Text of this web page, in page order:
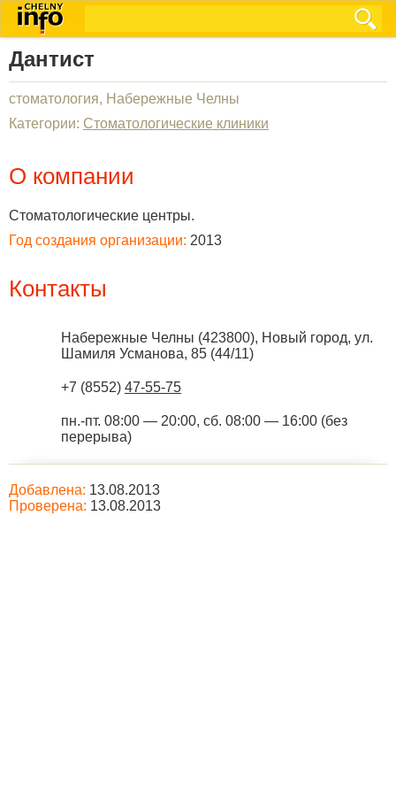
Дантист
стоматология, Набережные Челны
Категории: Стоматологические клиники
О компании
Стоматологические центры.
Год создания организации: 2013
Контакты
Набережные Челны (423800), Новый город, ул.
Шамиля Усманова, 85 (44/11)
+7 (8552) 47-55-75
пн.-пт. 08:00 — 20:00, сб. 08:00 — 16:00 (без
перерыва)
Добавлена: 13.08.2013
Проверена: 13.08.2013